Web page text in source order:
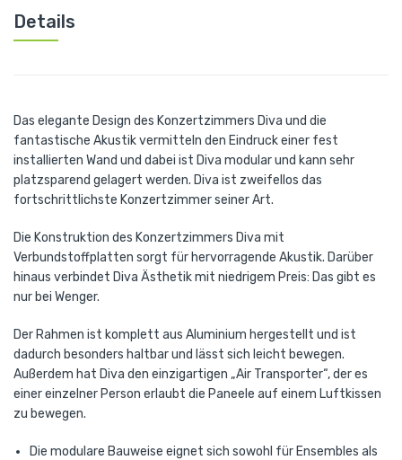
Details
Das elegante Design des Konzertzimmers Diva und die
fantastische Akustik vermitteln den Eindruck einer fest
installierten Wand und dabei ist Diva modular und kann sehr
platzsparend gelagert werden. Diva ist zweifellos das
fortschrittlichste Konzertzimmer seiner Art.
Die Konstruktion des Konzertzimmers Diva mit
Verbundstoffplatten sorgt für hervorragende Akustik. Darüber
hinaus verbindet Diva Ästhetik mit niedrigem Preis: Das gibt es
nur bei Wenger.
Der Rahmen ist komplett aus Aluminium hergestellt und ist
dadurch besonders haltbar und lässt sich leicht bewegen.
Außerdem hat Diva den einzigartigen „Air Transporter“, der es
einer einzelner Person erlaubt die Paneele auf einem Luftkissen
zu bewegen.
Die modulare Bauweise eignet sich sowohl für Ensembles als